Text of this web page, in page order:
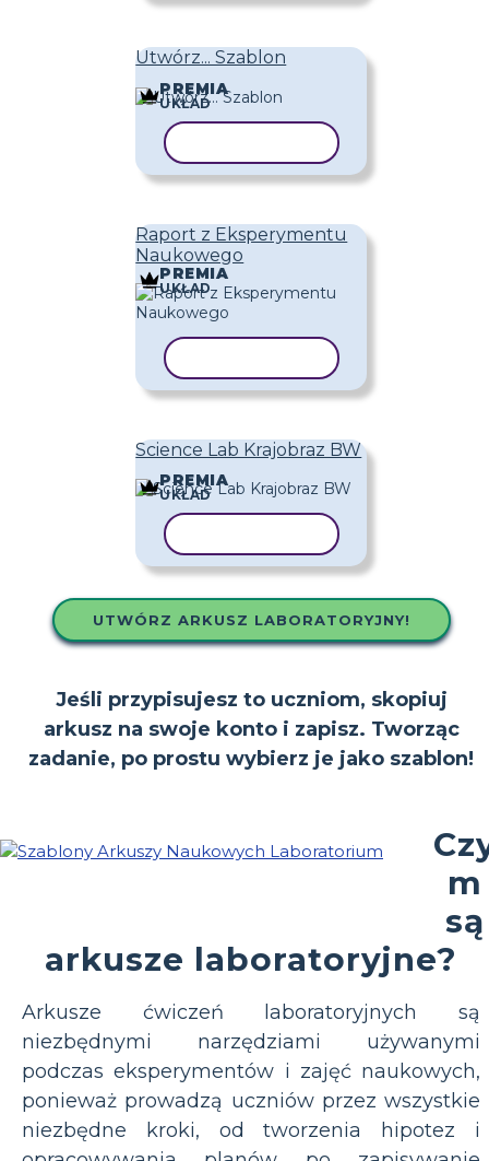
Utwórz... Szablon
PREMIA
UKŁAD
Raport z Eksperymentu
Naukowego
PREMIA
UKŁAD
Science Lab Krajobraz BW
PREMIA
UKŁAD
UTWÓRZ ARKUSZ LABORATORYJNY!
Jeśli przypisujesz to uczniom, skopiuj
arkusz na swoje konto i zapisz. Tworząc
zadanie, po prostu wybierz je jako szablon!
m
są
arkusze laboratoryjne?
Arkusze ćwiczeń laboratoryjnych są
niezbędnymi narzędziami używanymi
podczas eksperymentów i zajęć naukowych,
ponieważ prowadzą uczniów przez wszystkie
niezbędne kroki, od tworzenia hipotez i